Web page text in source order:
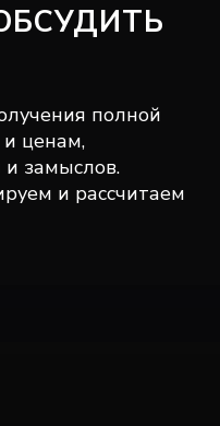
полной
ценам,
замыслов.
и рассчитаем